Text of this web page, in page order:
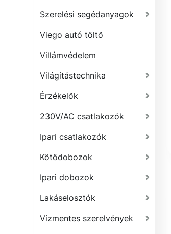
Szerelési segédanyagok
Viego autó töltő
Villámvédelem
Világítástechnika
Érzékelők
230V/AC csatlakozók
Ipari csatlakozók
Kötődobozok
Ipari dobozok
Lakáselosztók
Vízmentes szerelvények